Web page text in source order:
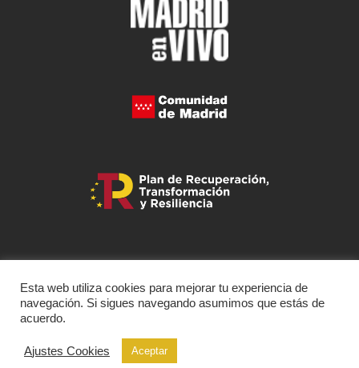
Esta web utiliza cookies para mejorar tu experiencia de
navegación. Si sigues navegando asumimos que estás de
acuerdo.
Ajustes Cookies Aceptar